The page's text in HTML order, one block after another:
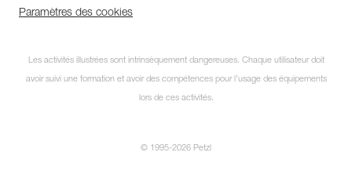
Paramètres des cookies
Les activités illustrées sont intrinsèquement dangereuses. Chaque utilisateur doit
avoir suivi une formation et avoir des compétences pour l’usage des équipements
lors de ces activités.
© 1995-2026 Petzl